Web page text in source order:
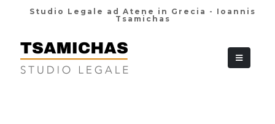
Studio Legale ad Atene in Grecia - Ioannis
Tsamichas